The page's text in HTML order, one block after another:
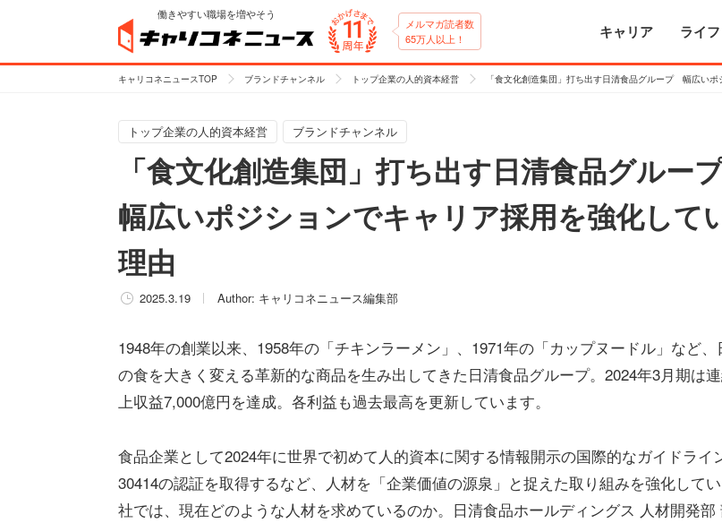
働きやすい職場を増やそう
メルマガ読者数
65万人以上！
キャリア ライフ
キャリコネニュースTOP ブランドチャンネル トップ企業の人的資本経営 「食文化創造集団」打ち出す日清食品グループ 幅広い
トップ企業の人的資本経営 ブランドチャンネル
「食文化創造集団」打ち出す日清食品グルー
幅広いポジションでキャリア採用を強化して
理由
2025.3.19 Author: キャリコネニュース編集部
1948年の創業以来、1958年の「チキンラーメン」、1971年の「カップヌードル」など、
の食を大きく変える革新的な商品を生み出してきた日清食品グループ。2024年3月期は
上収益7,000億円を達成。各利益も過去最高を更新しています。
食品企業として2024年に世界で初めて人的資本に関する情報開示の国際的なガイドライ
30414の認証を取得するなど、人材を「企業価値の源泉」と捉えた取り組みを強化して
社では、現在どのような人材を求めているのか。日清食品ホールディングス 人材開発部